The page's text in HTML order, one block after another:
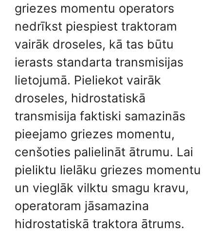
griezes momentu operators
nedrīkst piespiest traktoram
vairāk droseles, kā tas būtu
ierasts standarta transmisijas
lietojumā. Pieliekot vairāk
droseles, hidrostatiskā
transmisija faktiski samazinās
pieejamo griezes momentu,
cenšoties palielināt ātrumu. Lai
pieliktu lielāku griezes momentu
un vieglāk vilktu smagu kravu,
operatoram jāsamazina
hidrostatiskā traktora ātrums.